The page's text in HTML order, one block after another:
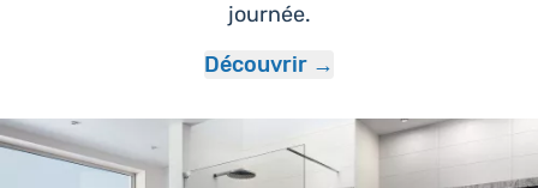
journée.
Découvrir